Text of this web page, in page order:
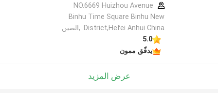
NO.6669 Huizhou Avenue
Binhu Time Square Binhu New
District,Hefei Anhui China. ,الصين
5.0
يدقّق ممون
عرض المزيد